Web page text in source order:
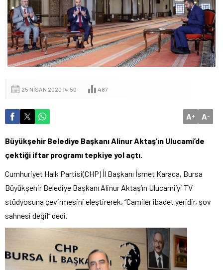
25 NISAN 2020 14:50 487
A+ A-
Büyükşehir Belediye Başkanı Alinur Aktaş’ın Ulucami’de
çektiği iftar programı tepkiye yol açtı.
Cumhuriyet Halk Partisi(CHP) İl Başkanı İsmet Karaca, Bursa
Büyükşehir Belediye Başkanı Alinur Aktaş’ın Ulucami’yi TV
stüdyosuna çevirmesini eleştirerek, “Camiler ibadet yeridir, şov
sahnesi değil” dedi.